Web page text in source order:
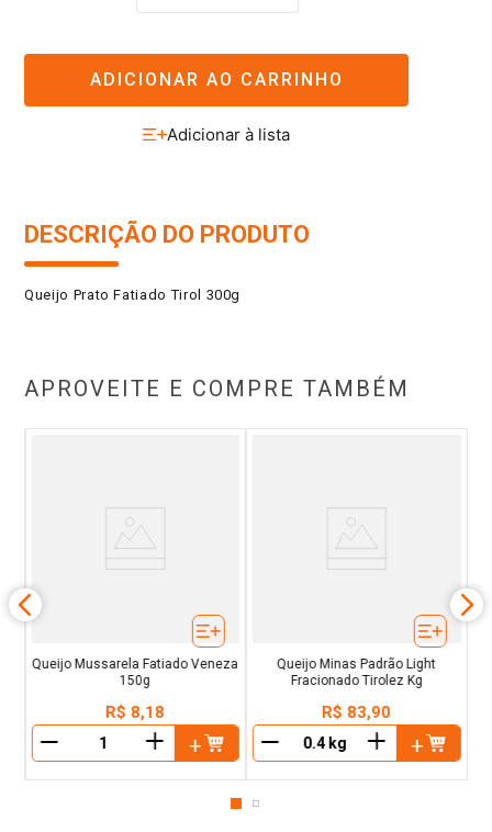
ADICIONAR AO CARRINHO
DESCRIÇÃO DO PRODUTO
Queijo Prato Fatiado Tirol 300g
APROVEITE E COMPRE TAMBÉM
Queijo Mussarela Fatiado Veneza
150g
R$ 8,18
＋
Queijo Minas Padrão Light
Fracionado Tirolez Kg
R$ 83,90
＋